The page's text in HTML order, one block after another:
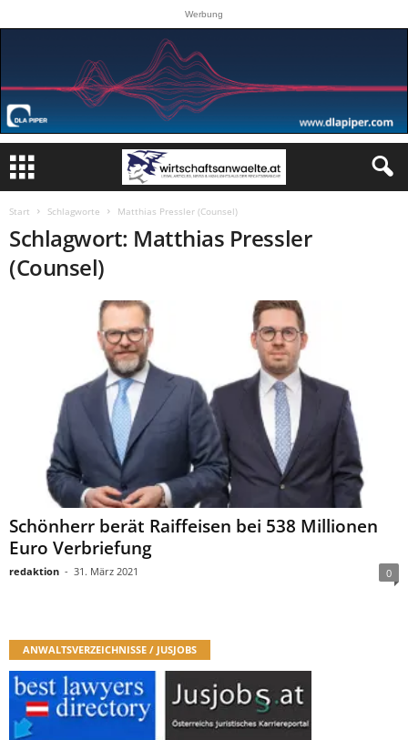
Werbung
Start Schlagworte Matthias Pressler (Counsel)
Schlagwort: Matthias Pressler
(Counsel)
Schönherr berät Raiffeisen bei 538 Millionen
Euro Verbriefung
redaktion - 31. März 2021 0
ANWALTSVERZEICHNISSE / JUSJOBS